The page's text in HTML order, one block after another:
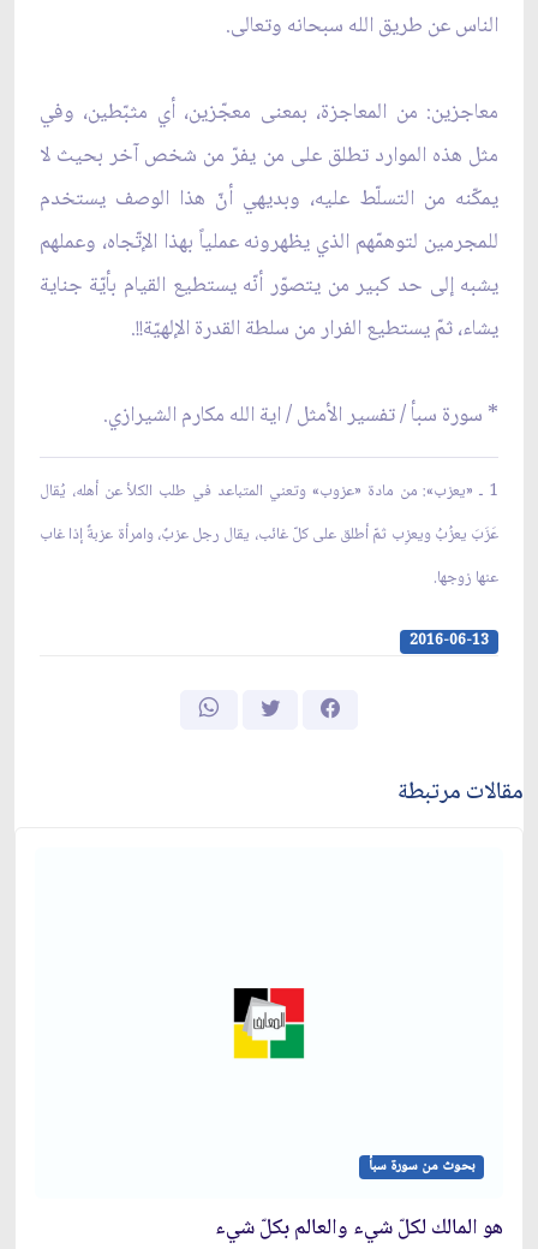
الناس عن طريق الله سبحانه وتعالى.
معاجزين: من المعاجزة، بمعنى معجّزين، أي مثبّطين، وفي
مثل هذه الموارد تطلق على من يفرّ من شخص آخر بحيث لا
يمكّنه من التسلّط عليه، وبديهي أنّ هذا الوصف يستخدم
للمجرمين لتوهمّهم الذي يظهرونه عملياً بهذا الإتّجاه، وعملهم
يشبه إلى حد كبير من يتصوّر أنّه يستطيع القيام بأيّة جناية
يشاء، ثمّ يستطيع الفرار من سلطة القدرة الإلهيّة!!.
* سورة سبأ / تفسير الأمثل / اية الله مكارم الشيرازي.
1 ـ «يعزب»: من مادة «عزوب» وتعني المتباعد في طلب الكلأ عن أهله، يُقال
عَزَبَ يعزُبُ ويعزِب ثمّ أطلق على كلّ غائب، يقال رجل عزبٌ، وامرأة عزبةٌ إذا غاب
عنها زوجها.
2016-06-13
مقالات مرتبطة
بحوث من سورة سبأ
هو المالك لكلّ شيء والعالم بكلّ شيء